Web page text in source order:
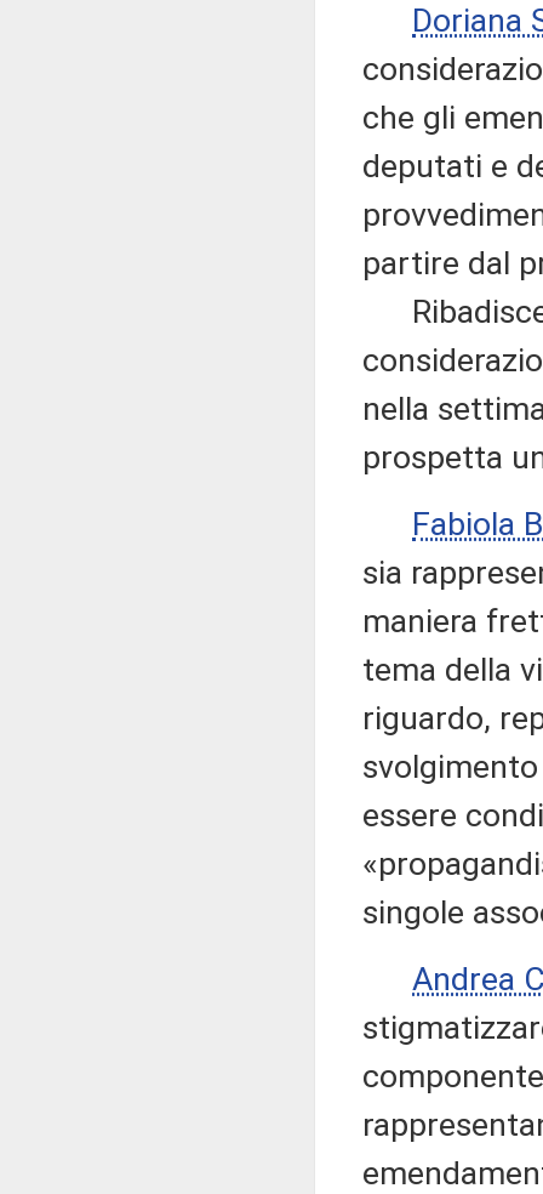
Doriana
che gli
deputati e
partire dal
nella
prospetta
Fabiola
sia
maniera
tema della
riguardo,
essere
singole
Andrea